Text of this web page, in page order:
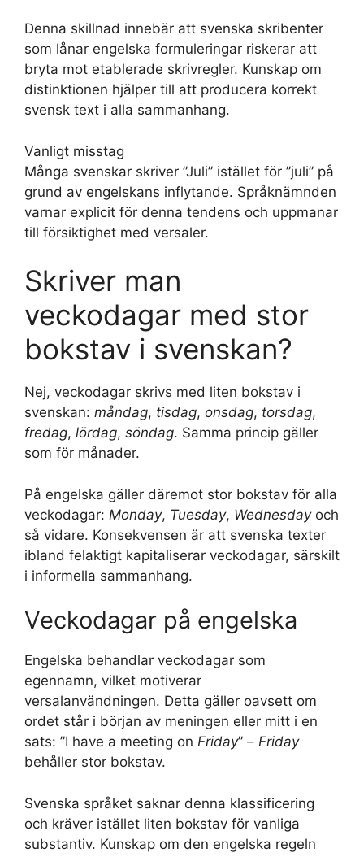
Denna skillnad innebär att svenska skribenter
som lånar engelska formuleringar riskerar att
bryta mot etablerade skrivregler. Kunskap om
distinktionen hjälper till att producera korrekt
svensk text i alla sammanhang.
Vanligt misstag
Många svenskar skriver ”Juli” istället för ”juli” på
grund av engelskans inflytande. Språknämnden
varnar explicit för denna tendens och uppmanar
till försiktighet med versaler.
Skriver man
veckodagar med stor
bokstav i svenskan?
Nej, veckodagar skrivs med liten bokstav i
svenskan: måndag, tisdag, onsdag, torsdag,
fredag, lördag, söndag. Samma princip gäller
som för månader.
På engelska gäller däremot stor bokstav för alla
veckodagar: Monday, Tuesday, Wednesdayoch
så vidare. Konsekvensen är att svenska texter
ibland felaktigt kapitaliserar veckodagar, särskilt
i informella sammanhang.
Veckodagar på engelska
Engelska behandlar veckodagar som
egennamn, vilket motiverar
versalanvändningen. Detta gäller oavsett om
ordet står i början av meningen eller mitt i en
sats: ”I have a meeting on Friday” – Friday
behåller stor bokstav.
Svenska språket saknar denna klassificering
och kräver istället liten bokstav för vanliga
substantiv. Kunskap om den engelska regeln